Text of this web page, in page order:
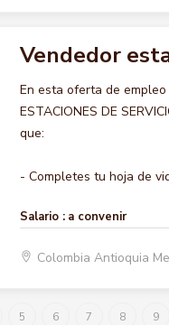
Vendedor
En esta oferta de
ESTACIONES DE
que:
- Completes tu hoja de
Salario : a convenir
Colombia Antioquia
5 6 7 8 9